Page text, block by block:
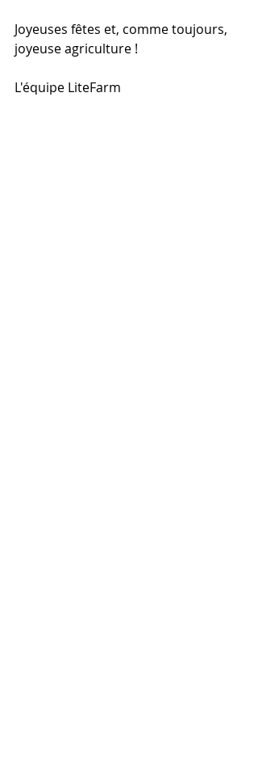
Joyeuses fêtes et, comme toujours,
joyeuse agriculture !
L'équipe LiteFarm